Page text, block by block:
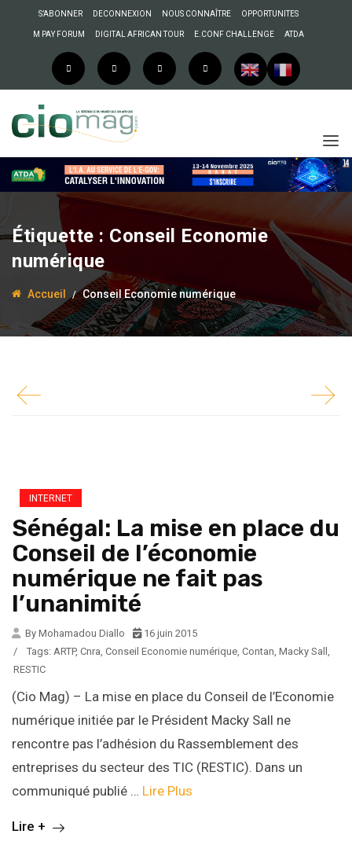
S’ABONNER DECONNEXION NOUS CONNAÎTRE OPPORTUNITES
M PAY FORUM DIGITAL AFRICAN TOUR E.CONF CHALLENGE ATDA
Étiquette : Conseil Economie
numérique
Accueil Conseil Economie numérique
16 juin 2015 Mohamadou Diallo
Sénégal: La mise en
place du Conseil de
l’économie numérique
ne fait pas l’unanimité
INTERNET
Sénégal: La mise en place du
Conseil de l’économie
numérique ne fait pas
l’unanimité
By Mohamadou Diallo
16 juin 2015
/
Tags: ARTP, Cnra, Conseil Economie numérique, Contan, Macky Sall ,
RESTIC
(Cio Mag) – La mise en place du Conseil de l’Economie
numérique initiée par le Président Macky Sall ne
rencontre pas l’adhésion du Rassemblement des
entreprises du secteur des TIC (RESTIC). Dans un
communiqué publié … Lire Plus
Lire +